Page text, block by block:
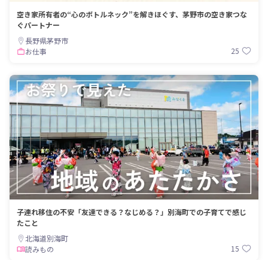
空き家所有者の“心のボトルネック”を解きほぐす、茅野市の空き家つな
ぐパートナー
長野県茅野市
お仕事
25
子連れ移住の不安「友達できる？なじめる？」別海町での子育てで感じ
たこと
北海道別海町
読みもの
15